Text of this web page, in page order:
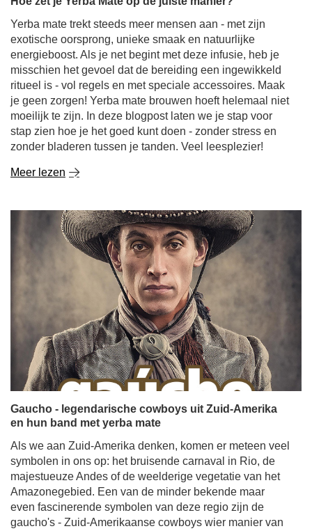
Yerba mate trekt steeds meer mensen aan - met zijn
exotische oorsprong, unieke smaak en natuurlijke
energieboost. Als je net begint met deze infusie, heb je
misschien het gevoel dat de bereiding een ingewikkeld
ritueel is - vol regels en met speciale accessoires. Maak
je geen zorgen! Yerba mate brouwen hoeft helemaal niet
moeilijk te zijn. In deze blogpost laten we je stap voor
stap zien hoe je het goed kunt doen - zonder stress en
zonder bladeren tussen je tanden. Veel leesplezier!
Meer lezen
Gaucho - legendarische cowboys uit Zuid-Amerika
en hun band met yerba mate
Als we aan Zuid-Amerika denken, komen er meteen veel
symbolen in ons op: het bruisende carnaval in Rio, de
majestueuze Andes of de weelderige vegetatie van het
Amazonegebied. Een van de minder bekende maar
even fascinerende symbolen van deze regio zijn de
gaucho's - Zuid-Amerikaanse cowboys wier manier van